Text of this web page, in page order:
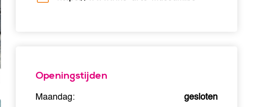
Openingstijden
Maandag:
gesloten